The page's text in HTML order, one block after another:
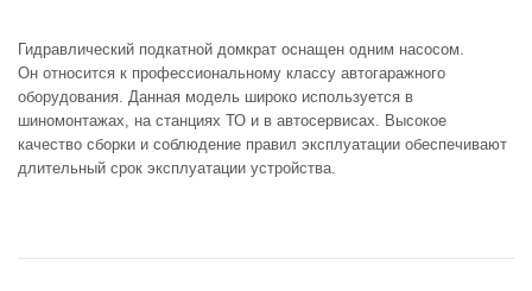
Гидравлический подкатной домкрат оснащен одним насосом.
Он относится к профессиональному классу автогаражного
оборудования. Данная модель широко используется в
шиномонтажах, на станциях ТО и в автосервисах. Высокое
качество сборки и соблюдение правил эксплуатации обеспечивают
длительный срок эксплуатации устройства.